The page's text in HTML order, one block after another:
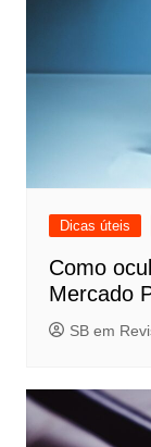
Dicas úteis
Como
Mercado
SB em